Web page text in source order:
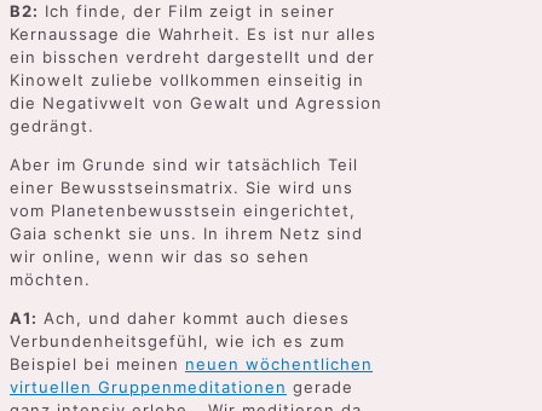
B2: Ich finde, der Film zeigt in seiner
Kernaussage die Wahrheit. Es ist nur alles
ein bisschen verdreht dargestellt und der
Kinowelt zuliebe vollkommen einseitig in
die Negativwelt von Gewalt und Agression
gedrängt.
Aber im Grunde sind wir tatsächlich Teil
einer Bewusstseinsmatrix. Sie wird uns
vom Planetenbewusstsein eingerichtet,
Gaia schenkt sie uns. In ihrem Netz sind
wir online, wenn wir das so sehen
möchten.
A1: Ach, und daher kommt auch dieses
Verbundenheitsgefühl, wie ich es zum
Beispiel bei meinen neuen wöchentlichen
virtuellen Gruppenmeditationen gerade